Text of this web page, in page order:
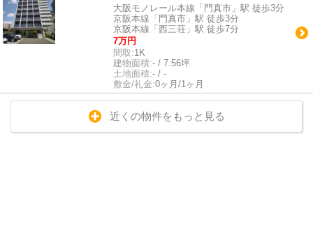
大阪モノレール本線「門真市」駅 徒歩3分
京阪本線「門真市」駅 徒歩3分
京阪本線「西三荘」駅 徒歩7分
7万円
間取:1K
建物面積:- / 7.56坪
土地面積:- / -
敷金/礼金:0ヶ月/1ヶ月
近くの物件をもっと見る